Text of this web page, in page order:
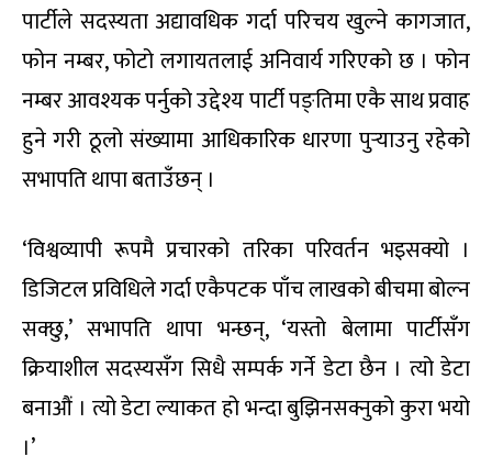
पार्टीले सदस्यता अद्यावधिक गर्दा परिचय खुल्ने कागजात,
फोन नम्बर, फोटो लगायतलाई अनिवार्य गरिएको छ । फोन
नम्बर आवश्यक पर्नुको उद्देश्य पार्टी पङ्तिमा एकै साथ प्रवाह
हुने गरी ठूलो संख्यामा आधिकारिक धारणा पुर्‍याउनु रहेको
सभापति थापा बताउँछन् ।
‘विश्वव्यापी रूपमै प्रचारको तरिका परिवर्तन भइसक्यो ।
डिजिटल प्रविधिले गर्दा एकैपटक पाँच लाखको बीचमा बोल्न
सक्छु,’ सभापति थापा भन्छन्, ‘यस्तो बेलामा पार्टीसँग
क्रियाशील सदस्यसँग सिधै सम्पर्क गर्ने डेटा छैन । त्यो डेटा
बनाऔं । त्यो डेटा ल्याकत हो भन्दा बुझिनसक्नुको कुरा भयो
।’